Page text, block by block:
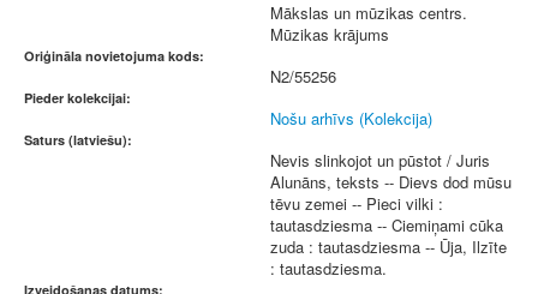
Mākslas un mūzikas centrs.
Mūzikas krājums
Oriģināla novietojuma kods:
N2/55256
Pieder kolekcijai:
Nošu arhīvs (Kolekcija)
Saturs (latviešu):
Nevis slinkojot un pūstot / Juris
Alunāns, teksts -- Dievs dod mūsu
tēvu zemei -- Pieci vilki :
tautasdziesma -- Ciemiņami cūka
zuda : tautasdziesma -- Ūja, Ilzīte
: tautasdziesma.
Izveidošanas datums: